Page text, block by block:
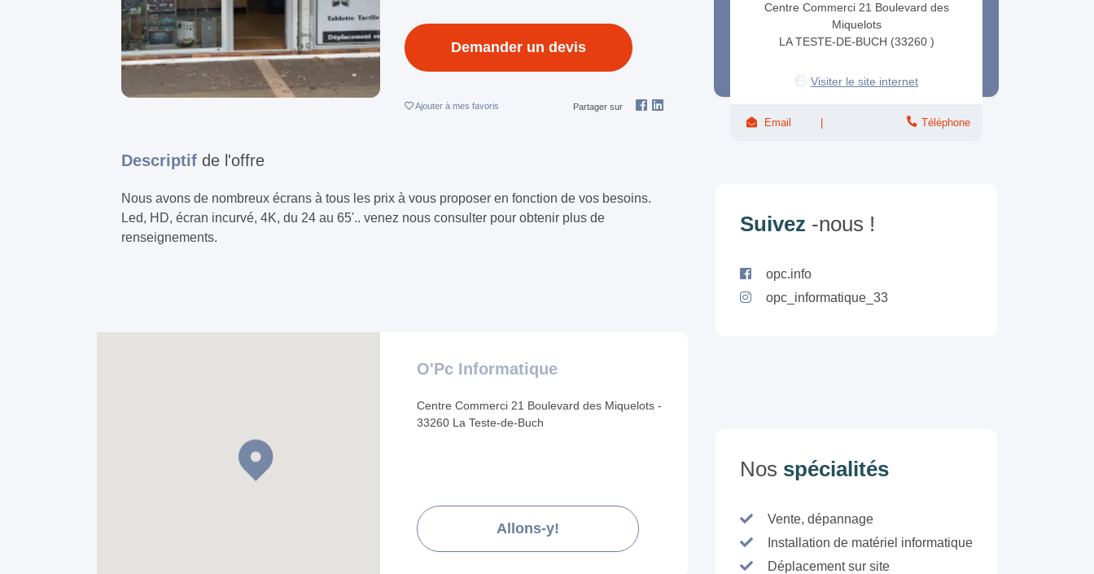
Demander un devis
Ajouter à mes favoris Partager sur
Descriptif de l'offre
Nous avons de nombreux écrans à tous les prix à vous proposer en fonction de vos besoins.
Led, HD, écran incurvé, 4K, du 24 au 65'.. venez nous consulter pour obtenir plus de
renseignements.
O'Pc Informatique
Centre Commerci 21 Boulevard des Miquelots -
33260 La Teste-de-Buch
Allons-y!
Centre Commerci 21 Boulevard des
Miquelots
LA TESTE-DE-BUCH (33260 )
Visiter le site internet
Email Téléphone
Suivez -nous !
opc.info
opc_informatique_33
Nos spécialités
Vente, dépannage
Installation de matériel informatique
Déplacement sur site